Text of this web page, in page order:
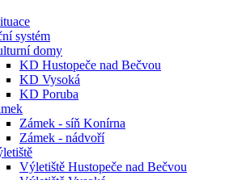
systém
domy
KD Hustopeče nad Bečvou
KD Vysoká
KD Poruba
Zámek - síň Konírna
Zámek - nádvoří
Výletiště Hustopeče nad Bečvou